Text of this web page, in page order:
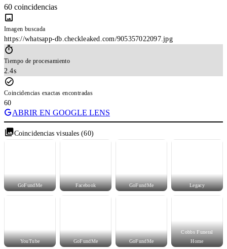
60 coincidencias
Imagen buscada
https://whatsapp-db.checkleaked.com/905357022097.jpg
Tiempo de procesamiento
2.4s
Coincidencias exactas encontradas
60
ABRIR EN GOOGLE LENS
Coincidencias visuales (60)
GoFundMe Facebook GoFundMe Legacy
YouTube GoFundMe GoFundMe
Cobbs Funeral
Home